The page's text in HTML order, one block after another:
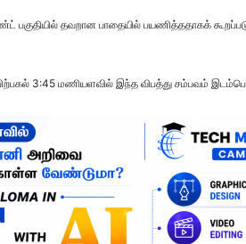
பகுதியில் தவறான பாதையில் பயணித்ததாகக்
3:45 மணியளவில் இந்த விபத்து சம்பவம்